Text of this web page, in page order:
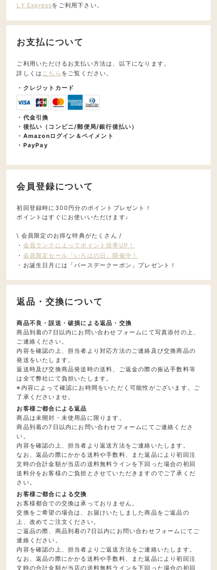
LY Expressをご利用下さい。
お支払について
ご利用いただけるお支払い方法は、以下になります。
詳しくは こちら をご覧ください。
・クレジットカード
・代金引換
・後払い（コンビニ/郵便局/銀行後払い）
・Amazonログイン＆ペイメント
・PayPay
会員登録について
初回登録時に300円分のポイントプレゼント！
ポイントはすぐにお使いいただけます♩
\ 会員限定のお得な特典がたくさん /
・ 会員ランクによってポイント倍率UP！
・ 会員限定セール「いろはの日」開催中！
・お誕生日月には「バースデークーポン」プレゼント！
返品・交換について
商品不良・誤送・破損による返品・交換
商品到着の7日以内にお問い合わせフォームにて写真添付の上、
ご連絡ください。
内容を確認の上、担当者より対応方法のご連絡及び交換商品の
発送をいたします。
返送時及び交換商品発送時の送料、ご返金の際の振込手数料等
は全て弊社にて負担いたします。
※内容によって確認にお時間をいただく可能性がございます。ご
了承くださいませ。
お客様ご都合による返品
商品は未開封・未使用品に限ります。
商品到着の7日以内にお問い合わせフォームにてご連絡くださ
い。
内容を確認の上、担当者より返送方法をご連絡いたします。
なお、返品の際にかかる送料や手数料、また返品により初回注
文時の合計金額が当店の送料無料ラインを下回った場合の初回
送料分をお客様のご負担とさせていただきますのでご了承くだ
さい。
お客様ご都合による交換
お客様都合での交換は承っておりません。
交換をご希望の場合は、お届けいたしました商品をご返品の
上、改めてご注文ください。
ご返品の際、商品到着の7日以内にお問い合わせフォームにてご
連絡ください。
内容を確認の上、担当者よりご返送方法をご連絡いたします。
なお、返品の際にかかる送料や手数料、また返品により初回注
文時の合計金額が当店の送料無料ラインを下回った場合の初回